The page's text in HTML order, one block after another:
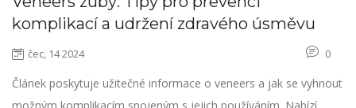
komplikací a udržení zdravého úsměvu
čec, 14 2024 0
Článek poskytuje užitečné informace o veneers a jak se vyhnout